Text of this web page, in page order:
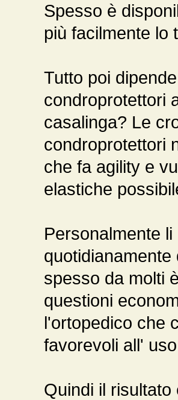
Spesso è
più facilmente lo
Tutto poi
condroprotettori
casalinga? Le
condroprotettori
che fa agility e
elastiche
Personalmente
spesso da molti
questioni
l'ortopedico che
favorevoli all'
Quindi il